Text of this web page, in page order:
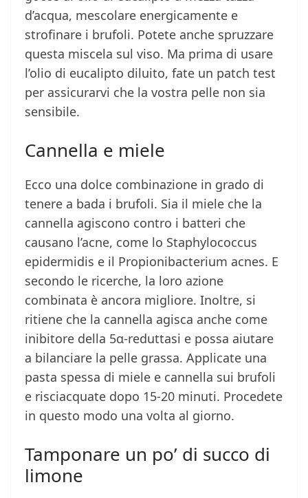
d’acqua, mescolare energicamente e
strofinare i brufoli. Potete anche spruzzare
questa miscela sul viso. Ma prima di usare
l’olio di eucalipto diluito, fate un patch test
per assicurarvi che la vostra pelle non sia
sensibile.
Cannella e miele
Ecco una dolce combinazione in grado di
tenere a bada i brufoli. Sia il miele che la
cannella agiscono contro i batteri che
causano l’acne, come lo Staphylococcus
epidermidis e il Propionibacterium acnes. E
secondo le ricerche, la loro azione
combinata è ancora migliore. Inoltre, si
ritiene che la cannella agisca anche come
inibitore della 5α-reduttasi e possa aiutare
a bilanciare la pelle grassa. Applicate una
pasta spessa di miele e cannella sui brufoli
e risciacquate dopo 15-20 minuti. Procedete
in questo modo una volta al giorno.
Tamponare un po’ di succo di
limone